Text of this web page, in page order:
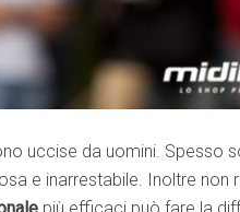
uccise da uomini. Spesso
e inarrestabile. Inoltre non